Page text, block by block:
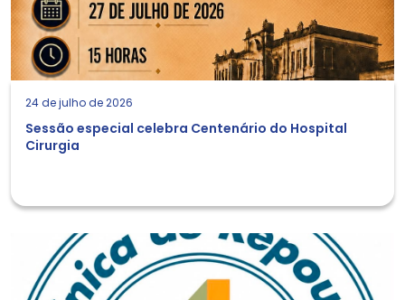
24 de julho de 2026
Sessão especial celebra Centenário do Hospital
Cirurgia